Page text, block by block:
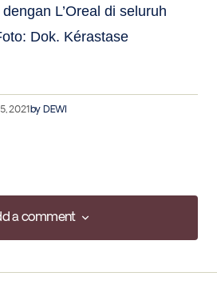
L’Oreal di seluruh
Dok. Kérastase
2021by DEWI
a comment
a comment